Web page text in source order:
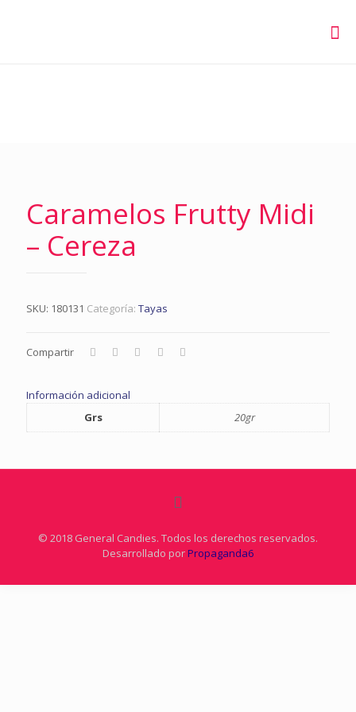
Caramelos Frutty Midi
– Cereza
SKU: 180131 Categoría: Tayas
Compartir
Información adicional
Grs
20gr
© 2018 General Candies. Todos los derechos reservados.
Desarrollado porPropaganda6